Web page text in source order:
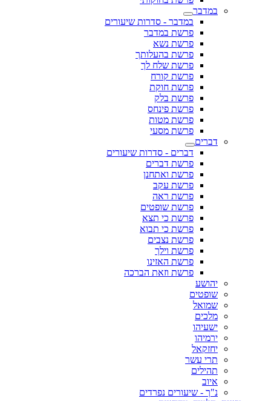
במדבר
במדבר - סדרות שיעורים
פרשת במדבר
פרשת נשא
פרשת בהעלותך
פרשת שלח לך
פרשת קורח
פרשת חוקת
פרשת בלק
פרשת פינחס
פרשת מטות
פרשת מסעי
דברים
דברים - סדרות שיעורים
פרשת דברים
פרשת ואתחנן
פרשת עקב
פרשת ראה
פרשת שופטים
פרשת כי תצא
פרשת כי תבוא
פרשת נצבים
פרשת וילך
פרשת האזינו
פרשת וזאת הברכה
יהושע
שופטים
שמואל
מלכים
ישעיהו
ירמיהו
יחזקאל
תרי עשר
תהילים
איוב
נ"ך - שיעורים נפרדים